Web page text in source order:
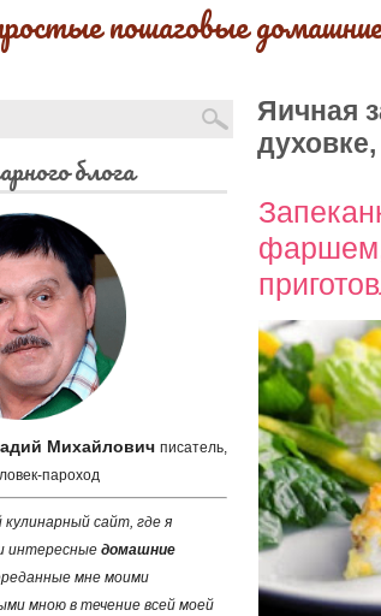
пошаговые
Яичная
блога
Михайлович писатель,
пароход
сайт, где я
интересные домашние
мне моими
мною в течение всей моей